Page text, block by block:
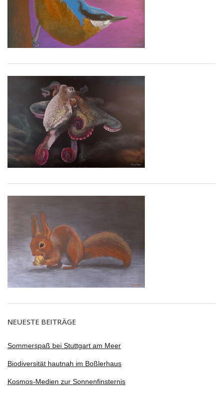
NEUESTE BEITRÄGE
Sommerspaß bei Stuttgart am Meer
Biodiversität hautnah im Boßlerhaus
Kosmos-Medien zur Sonnenfinsternis